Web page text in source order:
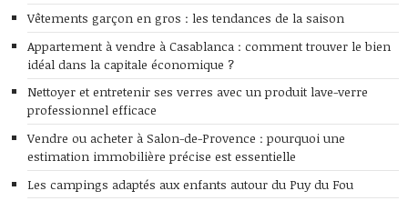
Vêtements garçon en gros : les tendances de la saison
Appartement à vendre à Casablanca : comment trouver le bien
idéal dans la capitale économique ?
Nettoyer et entretenir ses verres avec un produit lave-verre
professionnel efficace
Vendre ou acheter à Salon-de-Provence : pourquoi une
estimation immobilière précise est essentielle
Les campings adaptés aux enfants autour du Puy du Fou